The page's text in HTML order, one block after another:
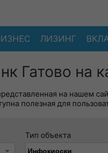
ЛИЗИНГ
Гатово на
на нашем
полезная для
Тип объекта